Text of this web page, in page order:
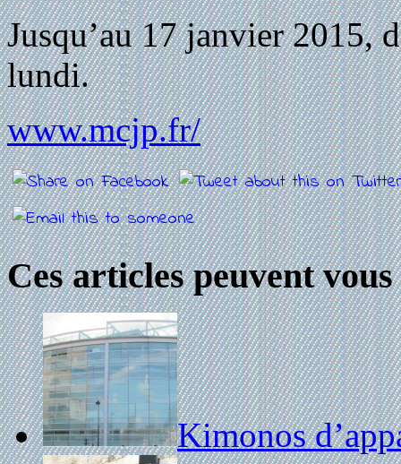
Jusqu’au 17 janvier 2015,
lundi.
www.mcjp.fr/
Ces articles peuvent
Kimonos